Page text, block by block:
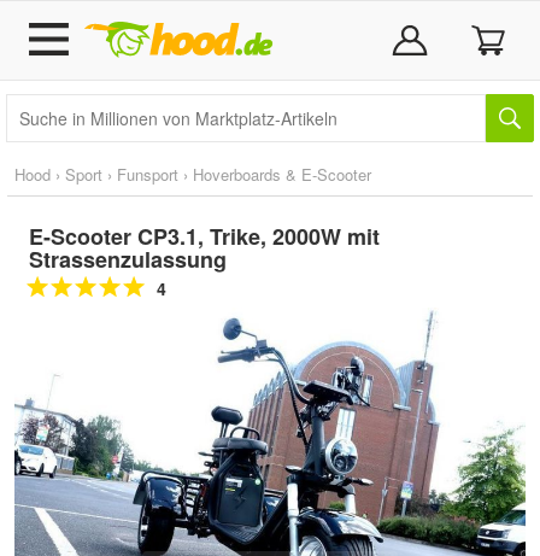
Hood › Sport › Funsport › Hoverboards & E-Scooter
E-Scooter CP3.1, Trike, 2000W mit
Strassenzulassung
4